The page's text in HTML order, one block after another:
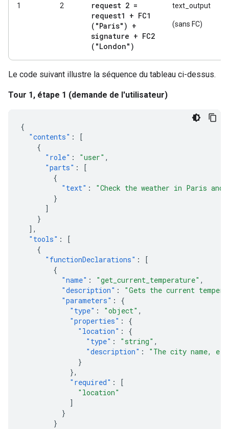
1 2
request 2 =
request1 + FC1
("Paris") +
signature + FC2
("London")
text_output
(sans FC)
Le code suivant illustre la séquence du tableau ci-dessus.
Tour 1, étape 1 (demande de l'utilisateur)
{
"contents" :
[
{
"role" : "user" ,
"parts" :
[
{
"text" :
"Check the weather in Paris and
}
]
}
],
"tools" :
[
{
"functionDeclarations" :
[
{
"name" : "get_current_temperature" ,
"description" :
"Gets the current
"parameters" :
{
"type" : "object" ,
"properties" :
{
"location" :
{
"type" : "string" ,
"description" :
"The city name,
}
},
"required" :
[
"location"
]
}
}